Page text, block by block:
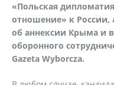
«Польская
отношение» к России,
об аннексии Крыма и
оборонного
Gazeta Wyborcza.